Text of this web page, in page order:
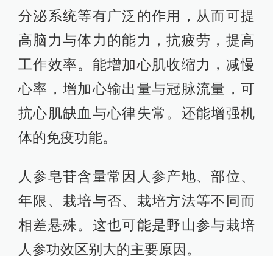
分泌系统等有广泛的作用，从而可提
高脑力与体力的能力，抗疲劳，提高
工作效率。能增加心肌收缩力，减慢
心率，增加心输出量与冠脉流量，可
抗心肌缺血与心律失常。还能增强机
体的免疫功能。
人参皂苷含量常因人参产地、部位、
年限、栽培与否、栽培方法等不同而
相差悬殊。这也可能是野山参与栽培
人参功效区别大的主要原因。